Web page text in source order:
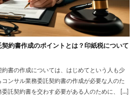
約書作成のポイントとは？印紙税について
書の作成については、はじめてという人も少
ンサル業務委託契約書の作成が必要な人のた
託契約書を交わす必要がある人のために、 […]